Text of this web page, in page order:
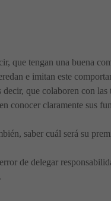
que tengan una buena
e imitan este
decir, que colaboren con las
conocer claramente sus
saber cuál será su
de delegar